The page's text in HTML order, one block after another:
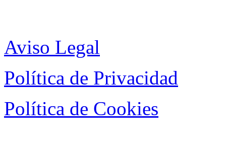
Aviso Legal
Política de Privacidad
Política de Cookies